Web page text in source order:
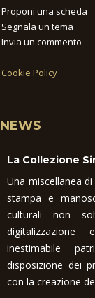
Proponi una scheda
Segnala un tema
Invia un commento
Cookie Policy
NEWS
La Collezione
Una miscellanea
stampa e
culturali non
inestimabile
disposizione dei
con la creazione